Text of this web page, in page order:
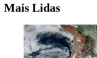
Mais Lidas